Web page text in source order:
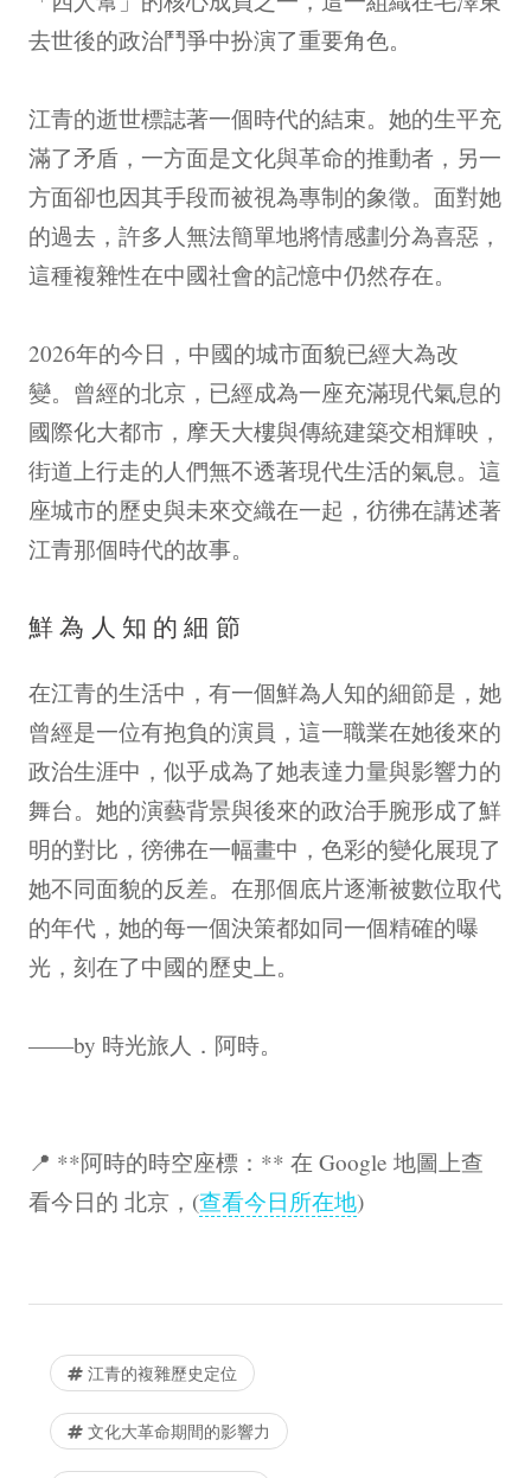
去世後的政治鬥爭中扮演了重要角色。
江青的逝世標誌著一個時代的結束。她的生平充
滿了矛盾，一方面是文化與革命的推動者，另一
方面卻也因其手段而被視為專制的象徵。面對她
的過去，許多人無法簡單地將情感劃分為喜惡，
這種複雜性在中國社會的記憶中仍然存在。
2026年的今日，中國的城市面貌已經大為改
變。曾經的北京，已經成為一座充滿現代氣息的
國際化大都市，摩天大樓與傳統建築交相輝映，
街道上行走的人們無不透著現代生活的氣息。這
座城市的歷史與未來交織在一起，彷彿在講述著
江青那個時代的故事。
鮮為人知的細節
在江青的生活中，有一個鮮為人知的細節是，她
曾經是一位有抱負的演員，這一職業在她後來的
政治生涯中，似乎成為了她表達力量與影響力的
舞台。她的演藝背景與後來的政治手腕形成了鮮
明的對比，徬彿在一幅畫中，色彩的變化展現了
她不同面貌的反差。在那個底片逐漸被數位取代
的年代，她的每一個決策都如同一個精確的曝
光，刻在了中國的歷史上。
——by 時光旅人．阿時。
📍 **阿時的時空座標：** 在 Google 地圖上查
看今日的 北京，(查看今日所在地)
江青的複雜歷史定位
文化大革命期間的影響力